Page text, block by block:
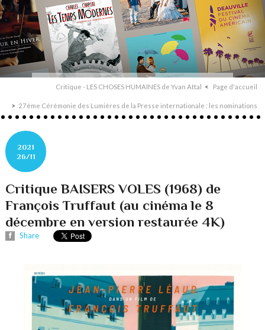
Critique - LES CHOSES HUMAINES de Yvan Attal Page d'accueil
27ème Cérémonie des Lumières de la Presse internationale : les nominations
2021
26/11
Critique BAISERS VOLES (1968) de
François Truffaut (au cinéma le 8
décembre en version restaurée 4K)
Share